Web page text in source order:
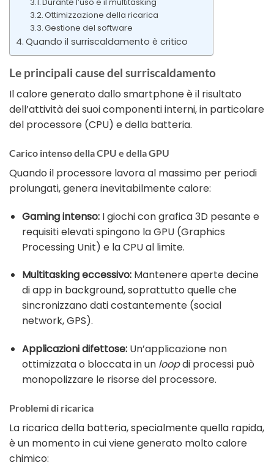
Durante l’uso e il multitasking
Ottimizzazione della ricarica
Gestione del software
Quando il surriscaldamento è critico
Le principali cause del surriscaldamento
Il calore generato dallo smartphone è il risultato
dell’attività dei suoi componenti interni, in particolare
del processore (CPU) e della batteria.
Carico intenso della CPU e della GPU
Quando il processore lavora al massimo per periodi
prolungati, genera inevitabilmente calore:
Gaming intenso:I giochi con grafica 3D pesante e
requisiti elevati spingono la GPU (Graphics
Processing Unit) e la CPU al limite.
Multitasking eccessivo:Mantenere aperte decine
di app in background, soprattutto quelle che
sincronizzano dati costantemente (social
network, GPS).
Applicazioni difettose:Un’applicazione non
ottimizzata o bloccata in un loopdi processi può
monopolizzare le risorse del processore.
Problemi di ricarica
La ricarica della batteria, specialmente quella rapida,
è un momento in cui viene generato molto calore
chimico: